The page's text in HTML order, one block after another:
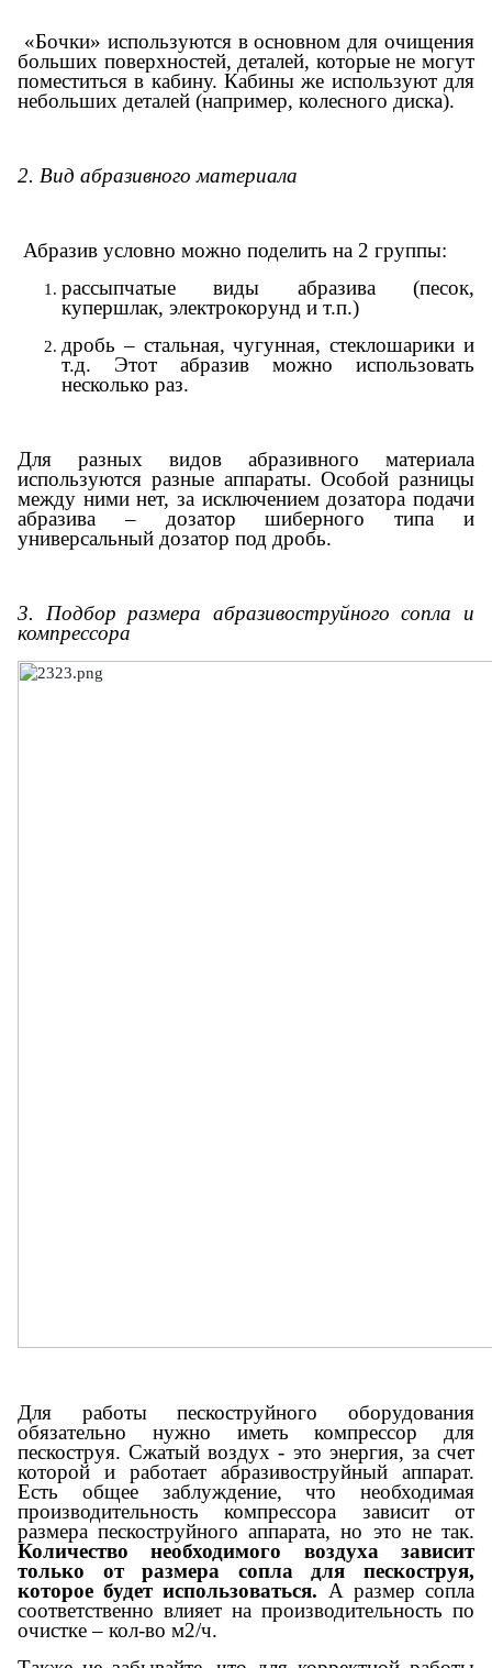
«Бочки» используются в основном для очищения
больших поверхностей, деталей, которые не могут
поместиться в кабину. Кабины же используют для
небольших деталей (например, колесного диска).
2. Вид абразивного материала
Абразив условно можно поделить на 2 группы:
рассыпчатые виды абразива (песок,
купершлак, электрокорунд и т.п.)
дробь – стальная, чугунная, стеклошарики и
т.д. Этот абразив можно использовать
несколько раз.
Для разных видов абразивного материала
используются разные аппараты. Особой разницы
между ними нет, за исключением дозатора подачи
абразива – дозатор шиберного типа и
универсальный дозатор под дробь.
3. Подбор размера абразивоструйного сопла и
компрессора
Для работы пескоструйного оборудования
обязательно нужно иметь компрессор для
пескоструя. Сжатый воздух - это энергия, за счет
которой и работает абразивоструйный аппарат.
Есть общее заблуждение, что необходимая
производительность компрессора зависит от
размера пескоструйного аппарата, но это не так.
Количество необходимого воздуха зависит
только от размера сопла для пескоструя,
которое будет использоваться. А размер сопла
соответственно влияет на производительность по
очистке – кол-во м2/ч.